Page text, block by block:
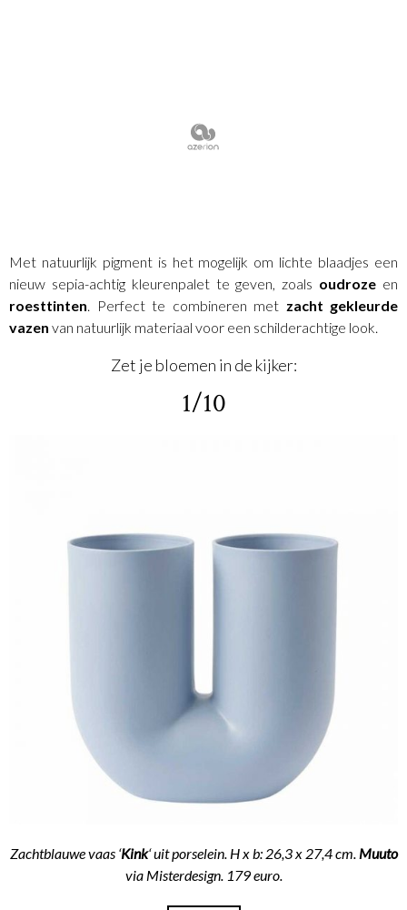
Met natuurlijk pigment is het mogelijk om lichte blaadjes een
nieuw sepia-achtig kleurenpalet te geven, zoals oudroze en
roesttinten. Perfect te combineren met zacht gekleurde
vazen van natuurlijk materiaal voor een schilderachtige look.
Zet je bloemen in de kijker:
1/10
Zachtblauwe vaas ‘Kink‘ uit porselein. H x b: 26,3 x 27,4 cm. Muuto
via Misterdesign. 179 euro.